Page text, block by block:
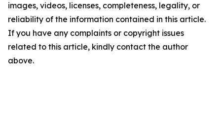
images, videos, licenses, completeness, legality, or
reliability of the information contained in this article.
If you have any complaints or copyright issues
related to this article, kindly contact the author
above.